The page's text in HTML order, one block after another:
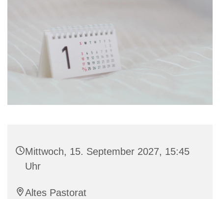
Mittwoch, 15. September 2027, 15:45
Uhr
Altes Pastorat